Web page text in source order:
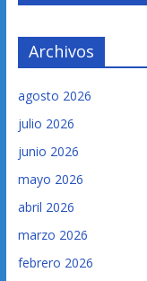
Archivos
agosto 2026
julio 2026
junio 2026
mayo 2026
abril 2026
marzo 2026
febrero 2026